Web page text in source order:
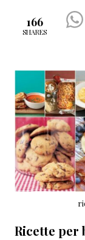
(quasi)
166
SHARES
Ricette per